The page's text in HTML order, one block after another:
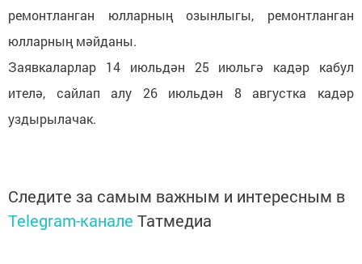
ремонтланган юлларның озынлыгы, ремонтланган
юлларның мәйданы.
Заявкаларлар 14 июльдән 25 июльгә кадәр кабул
ителә, сайлап алу 26 июльдән 8 августка кадәр
уздырылачак.
Следите за самым важным и интересным в
Telegram-канале Татмедиа